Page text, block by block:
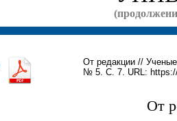
От редакции // Ученые
№ 5. С. 7. URL:
От